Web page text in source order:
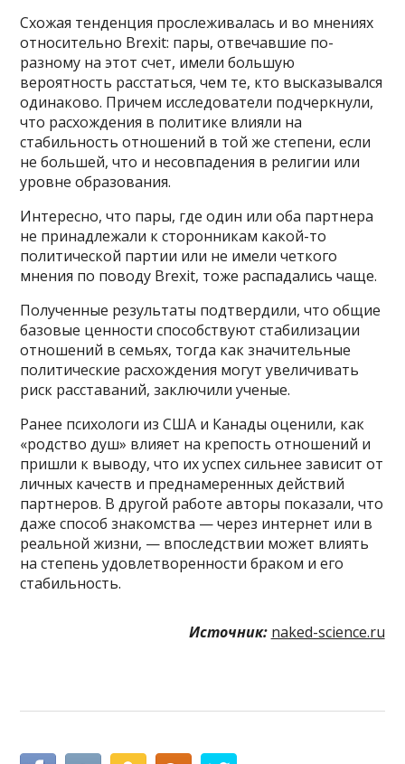
Схожая тенденция прослеживалась и во мнениях
относительно Brexit: пары, отвечавшие по-
разному на этот счет, имели большую
вероятность расстаться, чем те, кто высказывался
одинаково. Причем исследователи подчеркнули,
что расхождения в политике влияли на
стабильность отношений в той же степени, если
не большей, что и несовпадения в религии или
уровне образования.
Интересно, что пары, где один или оба партнера
не принадлежали к сторонникам какой-то
политической партии или не имели четкого
мнения по поводу Brexit, тоже распадались чаще.
Полученные результаты подтвердили, что общие
базовые ценности способствуют стабилизации
отношений в семьях, тогда как значительные
политические расхождения могут увеличивать
риск расставаний, заключили ученые.
Ранее психологи из США и Канады оценили, как
«родство душ» влияет на крепость отношений и
пришли к выводу, что их успех сильнее зависит от
личных качеств и преднамеренных действий
партнеров. В другой работе авторы показали, что
даже способ знакомства — через интернет или в
реальной жизни, — впоследствии может влиять
на степень удовлетворенности браком и его
стабильность.
Источник: naked-science.ru